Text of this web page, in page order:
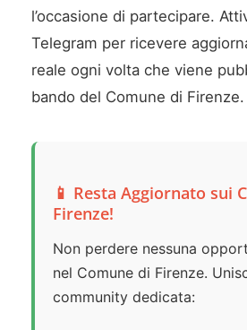
l’occasione di partecipare.
Telegram per ricevere
reale ogni volta che viene
bando del Comune di Firenze.
📱 Resta Aggiornato sui
Firenze!
Non perdere nessuna
nel Comune di Firenze.
community dedicata: